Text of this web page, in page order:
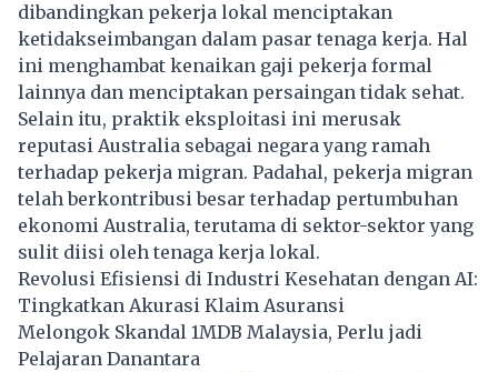
dibandingkan pekerja lokal menciptakan
ketidakseimbangan dalam pasar tenaga kerja. Hal
ini menghambat kenaikan gaji pekerja formal
lainnya dan menciptakan persaingan tidak sehat.
Selain itu, praktik eksploitasi ini merusak
reputasi Australia sebagai negara yang ramah
terhadap pekerja migran. Padahal, pekerja migran
telah berkontribusi besar terhadap pertumbuhan
ekonomi Australia, terutama di sektor-sektor yang
sulit diisi oleh tenaga kerja lokal.
Revolusi Efisiensi di Industri Kesehatan dengan AI:
Tingkatkan Akurasi Klaim Asuransi
Melongok Skandal 1MDB Malaysia, Perlu jadi
Pelajaran Danantara